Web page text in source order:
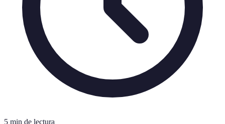
5 min de lectura